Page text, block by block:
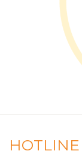
HOTLINE